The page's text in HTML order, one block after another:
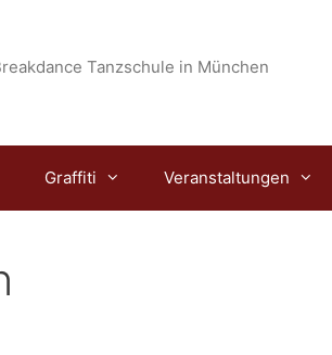
Tanzschule in München
Graffiti Veranstaltungen